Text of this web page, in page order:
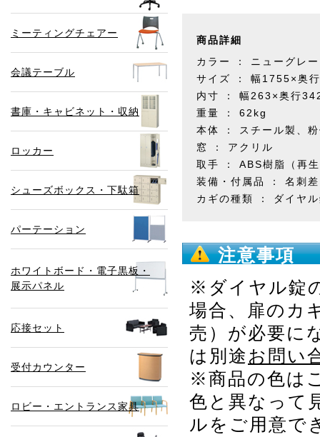
ミーティングチェアー
会議テーブル
書庫・キャビネット・収納
ロッカー
シューズボックス・下駄箱
パーテーション
ホワイトボード・電子黒板・
展示パネル
応接セット
受付カウンター
ロビー・エントランス家具
商品詳細
カラー ： ニューグレー
サイズ ： 幅1755×奥
内寸 ： 幅263×奥行
重量 ： 62kg
本体 ： スチール製、
窓 ： アクリル
取手 ： ABS樹脂（再
装備・付属品 ： 名刺
カギの種類 ： ダイヤ
注意事項
※ダイヤル錠
場合、扉のカ
売）が必要に
は別途 お問い
※商品の色は
色と異なって
ルをご用意で